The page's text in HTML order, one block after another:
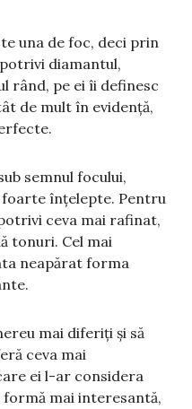
una de foc, deci prin
diamantul,
rând, pe ei îi definesc
de mult în evidență,
semnul focului,
înțelepte. Pentru
ceva mai rafinat,
tonuri. Cel mai
neapărat forma
mai diferiți și să
ceva mai
ei l-ar considera
mai interesantă,